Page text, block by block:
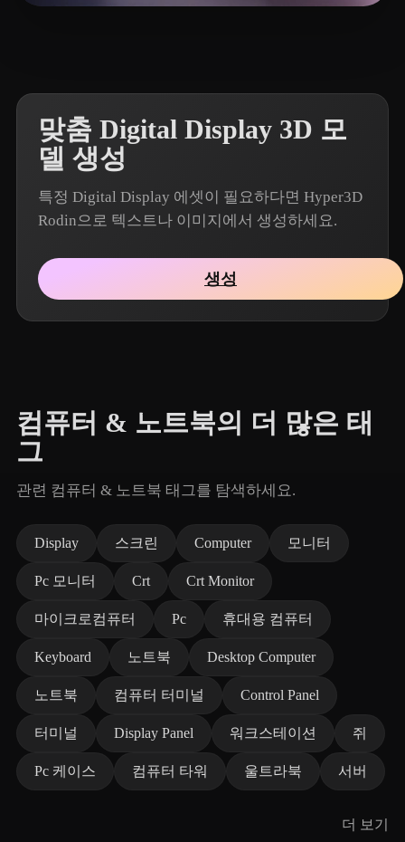
맞춤 Digital Display 3D 모
델 생성
특정 Digital Display 에셋이 필요하다면 Hyper3D
Rodin으로 텍스트나 이미지에서 생성하세요.
생성
컴퓨터 & 노트북의 더 많은 태
그
관련 컴퓨터 & 노트북 태그를 탐색하세요.
Display 스크린 Computer 모니터
Pc 모니터 Crt Crt Monitor
마이크로컴퓨터 Pc 휴대용 컴퓨터
Keyboard 노트북 Desktop Computer
노트북 컴퓨터 터미널 Control Panel
터미널 Display Panel 워크스테이션 쥐
Pc 케이스 컴퓨터 타워 울트라북 서버
더 보기